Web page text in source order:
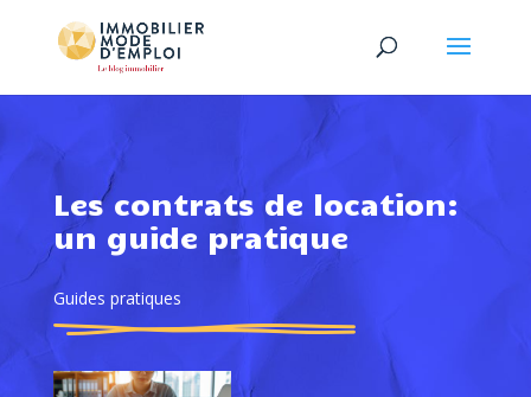
Les contrats de location:
un guide pratique
Guides pratiques